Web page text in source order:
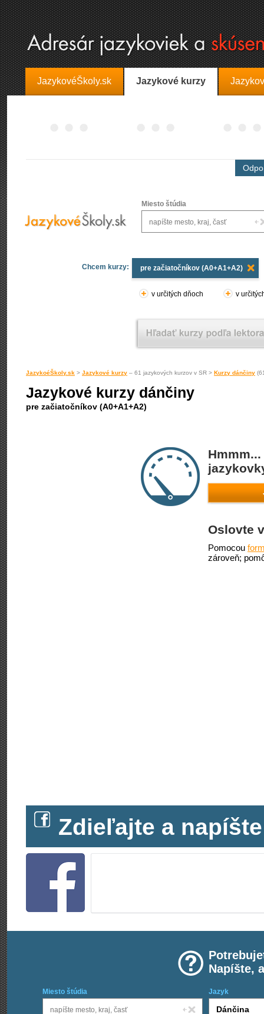
JazykovéŠkoly.sk Jazykové kurzy
Miesto štúdia
Chcem kurzy: pre začiatočníkov (A0+A1+A2)
v určitých dňoch v
JazykoéŠkoly.sk > Jazykové kurzy – 61 jazykových kurzov v SR > Kurzy dánčiny
Jazykové kurzy dánčiny
pre začiatočníkov (A0+A1+A2)
Oslovte
Pomocou
zároveň;
Zdieľajte a
Napíšte,
Miesto štúdia Jazyk